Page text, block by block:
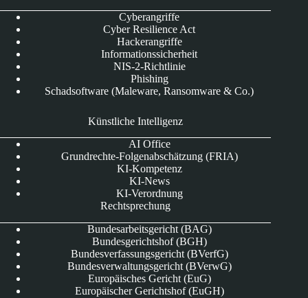
Cyberangriffe
Cyber Resilience Act
Hackerangriffe
Informationssicherheit
NIS-2-Richtlinie
Phishing
Schadsoftware (Maleware, Ransomware & Co.)
Künstliche Intelligenz
AI Office
Grundrechte-Folgenabschätzung (FRIA)
KI-Kompetenz
KI-News
KI-Verordnung
Rechtsprechung
Bundesarbeitsgericht (BAG)
Bundesgerichtshof (BGH)
Bundesverfassungsgericht (BVerfG)
Bundesverwaltungsgericht (BVerwG)
Europäisches Gericht (EuG)
Europäischer Gerichtshof (EuGH)